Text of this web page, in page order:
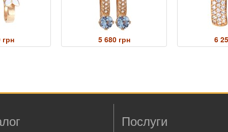
грн 5 680 грн 6
Послуги